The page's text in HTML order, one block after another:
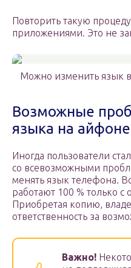
Повторить такую
приложениями. Это не
Можно изменить язык
Возможные
языка на айфоне
Иногда пользователи
со всевозможными
менять язык телефона.
работают 100 % только
Приобретая копию,
ответственность за
Важно!